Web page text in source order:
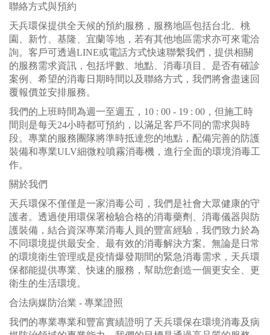
聯絡方式與預約
天兵環保提供全天候的預約服務，服務地區包括台北、桃
園、新竹、基隆、宜蘭等地，若有其他地區需求亦可來電洽
詢。客戶可透過LINE或電話方式快速聯繫我們，提供相關
的服務需求資訊，包括坪數、地點、消毒項目、是否有確診
案例、希望的消毒日期時間以及聯絡方式，我們將會盡速回
覆報價並安排服務。
我們的上班時間為週一至週五，10 : 00 - 19 : 00，但施工時
間則是每天24小時都可預約，以滿足客戶不同的需求與時
段。專業的服務團隊將準時抵達您的地點，配備完善的防護
裝備和專業ULV細微粒噴霧消毒機，進行全面的環境消毒工
作。
關於我們
天兵環保不僅僅是一家消毒公司，我們是社會大眾健康的守
護者。透過使用環保署檢驗合格的消毒藥劑、消毒儀器與防
護裝備，結合資深專業消毒人員的豐富經驗，我們致力於為
不同環境提供最安全、最有效的消毒解決方案。無論是日常
的環境衛生管理或是疫情爆發期間的緊急消毒需求，天兵環
保都能提供專業、快速的服務，幫助您創造一個更安全、更
衛生的生活環境。
合法病媒防治業 - 專業證照
我們的專業專業和豐富實績證明了天兵環保在環境消毒及病